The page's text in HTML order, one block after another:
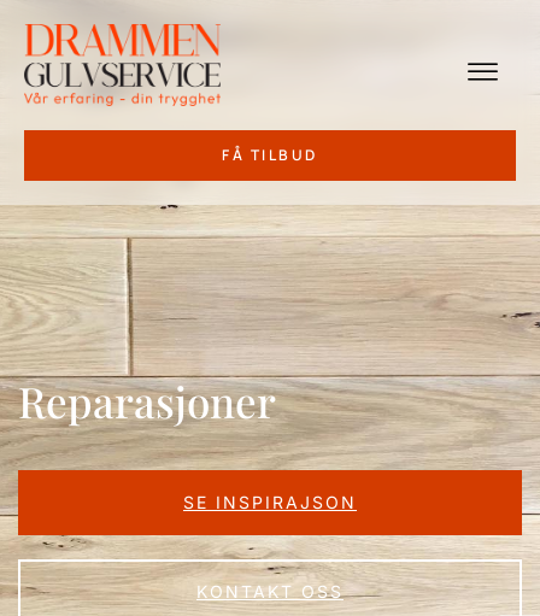
FÅ TILBUD
Reparasjoner
Reparasjoner
SE INSPIRAJSON
KONTAKT OSS